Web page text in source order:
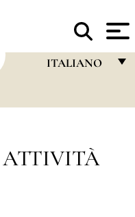
ITALIANO